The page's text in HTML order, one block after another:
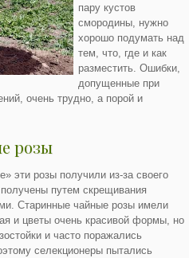
пару кустов
смородины, нужно
хорошо подумать над
тем, что, где и как
разместить. Ошибки,
допущенные при
очень трудно, а порой и
розы
эти розы получили из-за своего
путем скрещивания
Старинные чайные розы имели
и цветы очень красивой формы, но
и часто поражались
селекционеры пытались